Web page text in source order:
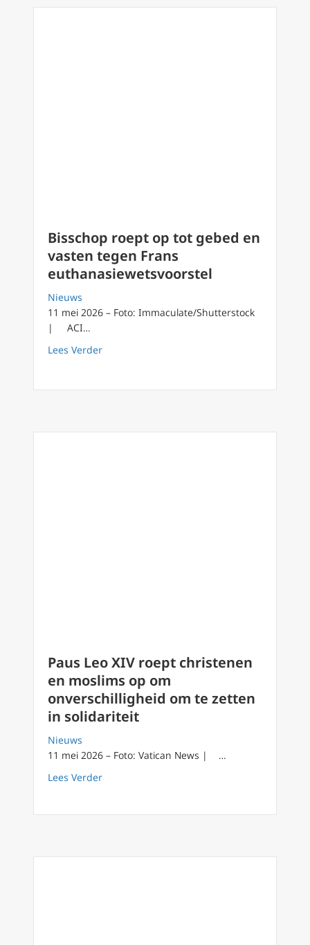
Bisschop roept op tot gebed en
vasten tegen Frans
euthanasiewetsvoorstel
Nieuws
11 mei 2026 – Foto: Immaculate/Shutterstock
| ACI…
Lees Verderabout Bisschop roept op tot gebed en
Paus Leo XIV roept christenen
en moslims op om
onverschilligheid om te zetten
in solidariteit
Nieuws
11 mei 2026 – Foto: Vatican News | …
Lees Verderabout Paus Leo XIV roept christenen en